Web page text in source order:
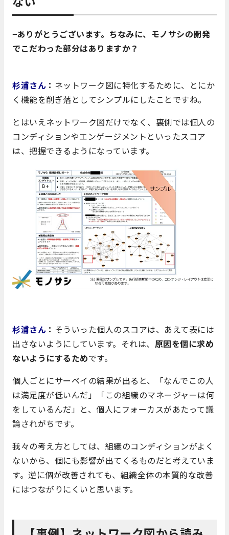
−ありがとうございます。ちなみに、モノサシの開発
でこだわった部分はありますか？
杉浦さん ： ネットワーク図に特化するために、とにか
く機能を削ぎ落としてシンプルにしたことですね。
とはいえネットワーク図だけでなく、裏側では個人の
コンディションやエンゲージメントといったスコア
は、把握できるようになっています。
杉浦さん ： そういった個人のスコアは、あえて表には
出さないようにしています。それは、 原因を個に求め
ないようにするためです。
個人ごとにサーベイの結果が出ると、「なんでこの人
は満足度が低いんだ」「この組織のマネージャーは何
をしているんだ」と、個人にフォーカスがあたって議
論されがちです。
我々の考え方としては、組織のコンディションがよく
ないから、個にも影響が出てくるものだと考えていま
す。逆に個が改善されても、組織全体の本質的な改善
にはつながりにくいと思います。